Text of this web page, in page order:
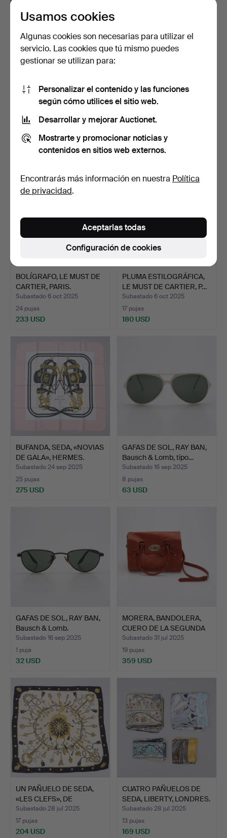
CHAL, SEDA, CARTIER,
PARÍS.
Subastado 23 oct 2025
16 pujas
106 USD
GAFAS DE SOL RAY BAN,
Bausch & Lomb, «RB 3…
3 pujas
43 USD
BOLÍGRAFO, LE MUST DE
CARTIER, PARIS.
Subastado 6 oct 2025
24 pujas
233 USD
PLUMA ESTILOGRÁFICA,
LE MUST DE CARTIER, P…
Subastado 6 oct 2025
17 pujas
180 USD
BUFANDA, SEDA, «NOVIAS
DE GALA», HERMES.
Subastado 24 sep 2025
25 pujas
275 USD
GAFAS DE SOL, RAY BAN,
Bausch & Lomb, tipo…
Subastado 16 sep 2025
8 pujas
63 USD
GAFAS DE SOL, RAY BAN,
Bausch & Lomb.
Subastado 16 sep 2025
1 puja
32 USD
MORERA, BANDOLERA,
CUERO DE LA SEGUNDA
MIT…
Subastado 31 jul 2025
19 pujas
359 USD
UN PAÑUELO DE SEDA,
«LES CLEFS», DE
HERMÈS…
Subastado 28 jul 2025
17 pujas
204 USD
CUATRO PAÑUELOS DE
SEDA, LIBERTY, LONDRES.
Subastado 28 jul 2025
13 pujas
169 USD
Usamos cookies
Algunas cookies son necesarias para utilizar el
servicio. Las cookies que tú mismo puedes
gestionar se utilizan para:
Personalizar el contenido y las funciones
según cómo utilices el sitio web.
Desarrollar y mejorar Auctionet.
Mostrarte y promocionar noticias y
contenidos en sitios web externos.
Encontrarás más información en nuestra Política
de privacidad.
Configuración de cookies
Aceptarlas todas